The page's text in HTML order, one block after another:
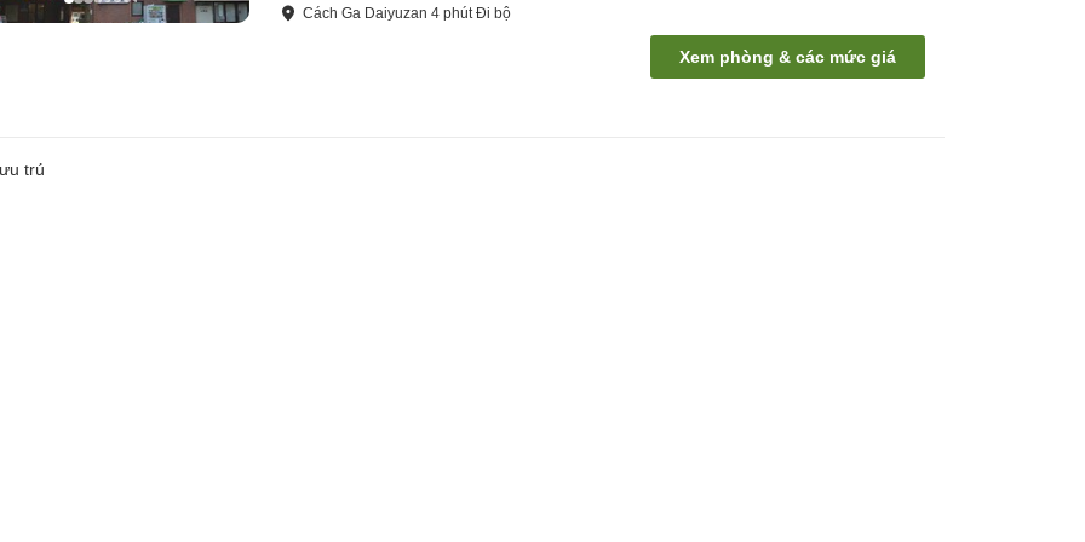
CáchGa Daiyuzan4 phútĐi bộ
Xem phòng & các mức giá
trú